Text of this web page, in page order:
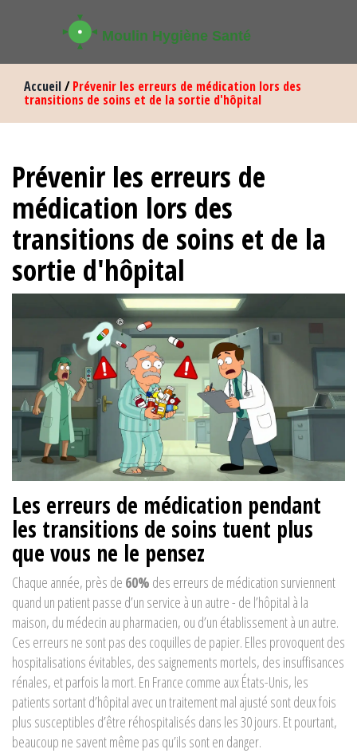
Accueil/Prévenir les erreurs de médication lors des
transitions de soins et de la sortie d'hôpital
Prévenir les erreurs de
médication lors des
transitions de soins et de la
sortie d'hôpital
Les erreurs de médication pendant
les transitions de soins tuent plus
que vous ne le pensez
Chaque année, près de 60% des erreurs de médication surviennent
quand un patient passe d’un service à un autre - de l’hôpital à la
maison, du médecin au pharmacien, ou d’un établissement à un autre.
Ces erreurs ne sont pas des coquilles de papier. Elles provoquent des
hospitalisations évitables, des saignements mortels, des insuffisances
rénales, et parfois la mort. En France comme aux États-Unis, les
patients sortant d’hôpital avec un traitement mal ajusté sont deux fois
plus susceptibles d’être réhospitalisés dans les 30 jours. Et pourtant,
beaucoup ne savent même pas qu’ils sont en danger.